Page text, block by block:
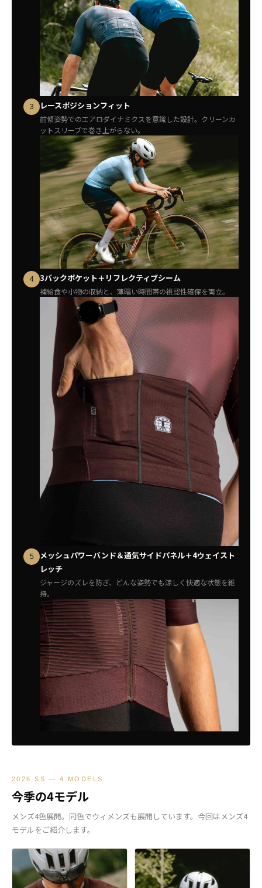
3 レースポジションフィット
前傾姿勢でのエアロダイナミクスを意識した設計。クリーンカ
ットスリーブで巻き上がらない。
4 3バックポケット＋リフレクティブシーム
補給食や小物の収納と、薄暗い時間帯の視認性確保を両立。
5
メッシュパワーバンド＆通気サイドパネル＋4ウェイスト
レッチ
ジャージのズレを防ぎ、どんな姿勢でも涼しく快適な状態を維
持。
2026 SS — 4 MODELS
今季の4モデル
メンズ4色展開。同色でウィメンズも展開しています。今回はメンズ4
モデルをご紹介します。